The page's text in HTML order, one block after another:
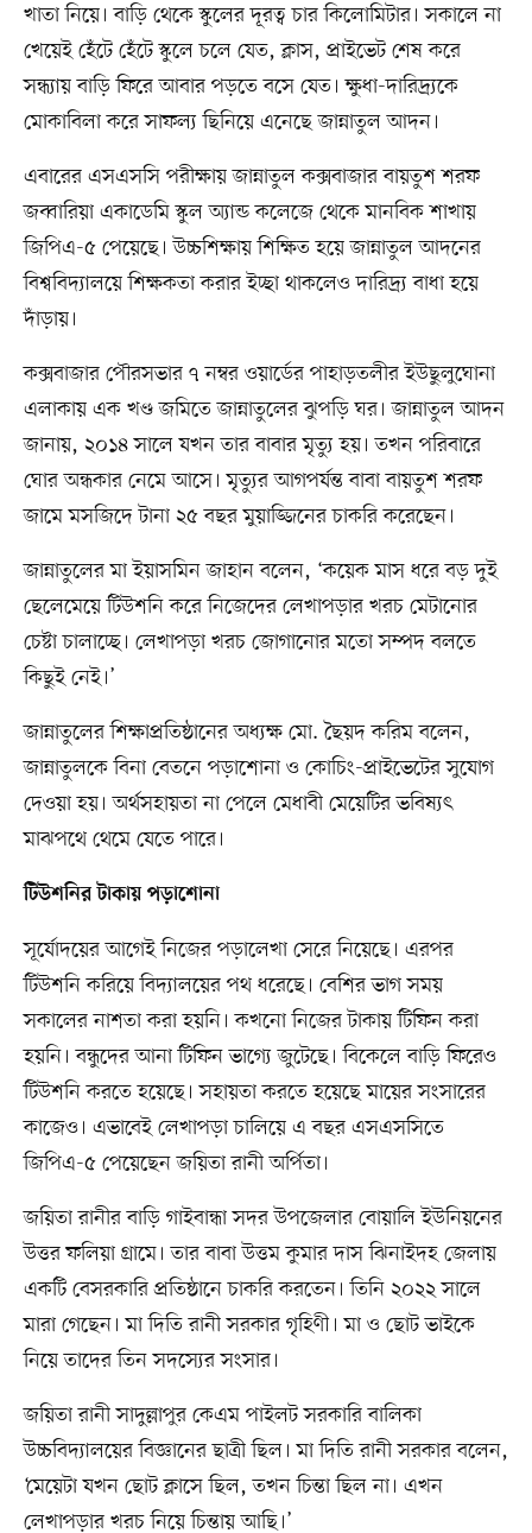
খাতা নিয়ে। বাড়ি থেকে স্কুলের দূরত্ব চার কিলোমিটার। সকালে না
খেয়েই হেঁটে হেঁটে স্কুলে চলে যেত, ক্লাস, প্রাইভেট শেষ করে
সন্ধ্যায় বাড়ি ফিরে আবার পড়তে বসে যেত। ক্ষুধা-দারিদ্র্যকে
মোকাবিলা করে সাফল্য ছিনিয়ে এনেছে জান্নাতুল আদন।
এবারের এসএসসি পরীক্ষায় জান্নাতুল কক্সবাজার বায়তুশ শরফ
জব্বারিয়া একাডেমি স্কুল অ্যান্ড কলেজে থেকে মানবিক শাখায়
জিপিএ-৫ পেয়েছে। উচ্চশিক্ষায় শিক্ষিত হয়ে জান্নাতুল আদনের
বিশ্ববিদ্যালয়ে শিক্ষকতা করার ইচ্ছা থাকলেও দারিদ্র্য বাধা হয়ে
দাঁড়ায়।
কক্সবাজার পৌরসভার ৭ নম্বর ওয়ার্ডের পাহাড়তলীর ইউছুলুঘোনা
এলাকায় এক খণ্ড জমিতে জান্নাতুলের ঝুপড়ি ঘর। জান্নাতুল আদন
জানায়, ২০১৪ সালে যখন তার বাবার মৃত্যু হয়। তখন পরিবারে
ঘোর অন্ধকার নেমে আসে। মৃত্যুর আগপর্যন্ত বাবা বায়তুশ শরফ
জামে মসজিদে টানা ২৫ বছর মুয়াজ্জিনের চাকরি করেছেন।
জান্নাতুলের মা ইয়াসমিন জাহান বলেন, ‘কয়েক মাস ধরে বড় দুই
ছেলেমেয়ে টিউশনি করে নিজেদের লেখাপড়ার খরচ মেটানোর
চেষ্টা চালাচ্ছে। লেখাপড়া খরচ জোগানোর মতো সম্পদ বলতে
কিছুই নেই।’
জান্নাতুলের শিক্ষাপ্রতিষ্ঠানের অধ্যক্ষ মো. ছৈয়দ করিম বলেন,
জান্নাতুলকে বিনা বেতনে পড়াশোনা ও কোচিং-প্রাইভেটের সুযোগ
দেওয়া হয়। অর্থসহায়তা না পেলে মেধাবী মেয়েটির ভবিষ্যৎ
মাঝপথে থেমে যেতে পারে।
টিউশনির টাকায় পড়াশোনা
সূর্যোদয়ের আগেই নিজের পড়ালেখা সেরে নিয়েছে। এরপর
টিউশনি করিয়ে বিদ্যালয়ের পথ ধরেছে। বেশির ভাগ সময়
সকালের নাশতা করা হয়নি। কখনো নিজের টাকায় টিফিন করা
হয়নি। বন্ধুদের আনা টিফিন ভাগ্যে জুটেছে। বিকেলে বাড়ি ফিরেও
টিউশনি করতে হয়েছে। সহায়তা করতে হয়েছে মায়ের সংসারের
কাজেও। এভাবেই লেখাপড়া চালিয়ে এ বছর এসএসসিতে
জিপিএ-৫ পেয়েছেন জয়িতা রানী অর্পিতা।
জয়িতা রানীর বাড়ি গাইবান্ধা সদর উপজেলার বোয়ালি ইউনিয়নের
উত্তর ফলিয়া গ্রামে। তার বাবা উত্তম কুমার দাস ঝিনাইদহ জেলায়
একটি বেসরকারি প্রতিষ্ঠানে চাকরি করতেন। তিনি ২০২২ সালে
মারা গেছেন। মা দিতি রানী সরকার গৃহিণী। মা ও ছোট ভাইকে
নিয়ে তাদের তিন সদস্যের সংসার।
জয়িতা রানী সাদুল্লাপুর কেএম পাইলট সরকারি বালিকা
উচ্চবিদ্যালয়ের বিজ্ঞানের ছাত্রী ছিল। মা দিতি রানী সরকার বলেন,
‘মেয়েটা যখন ছোট ক্লাসে ছিল, তখন চিন্তা ছিল না। এখন
লেখাপড়ার খরচ নিয়ে চিন্তায় আছি।’